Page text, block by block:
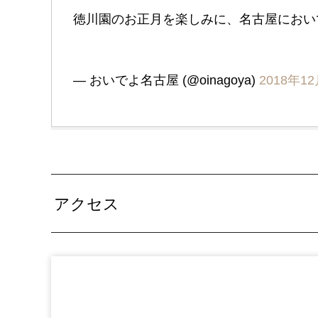
徳川園のお正月を楽しみに、名古屋にお
— おいでよ名古屋 (@oinagoya) 2018年12
アクセス